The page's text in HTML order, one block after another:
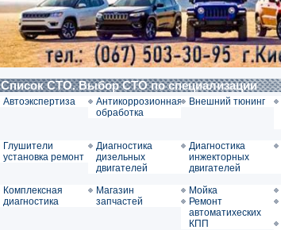
Список СТО. Выбор СТО по специализации
Автоэкспертиза
Антикоррозионная
обработка
Внешний тюнинг
Глушители
установка ремонт
Диагностика
дизельных
двигателей
Диагностика
инжекторных
двигателей
Комплексная
диагностика
Магазин
запчастей
Мойка
Ремонт
автоматихеских
КПП